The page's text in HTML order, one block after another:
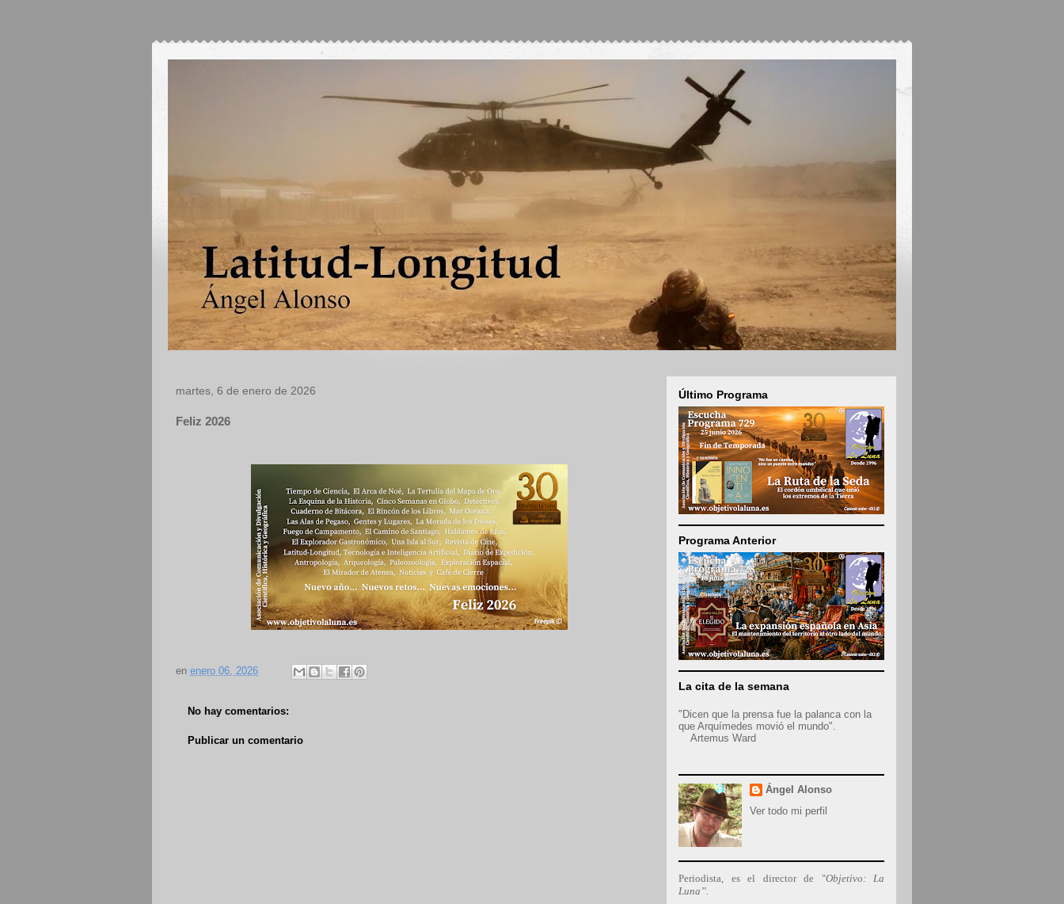
martes, 6 de enero de 2026
Feliz 2026
en enero 06, 2026
No hay comentarios:
Publicar un comentario
Último Programa
Programa Anterior
La cita de la semana
"Dicen que la prensa fue la palanca con la
que Arquímedes movió el mundo".
Artemus Ward
Ángel Alonso
Ver todo mi perfil
Periodista, es el director de "Objetivo: La
Luna”.